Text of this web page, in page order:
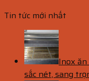
Tin tức mới nhất
Inox ăn
sắc nét, sang